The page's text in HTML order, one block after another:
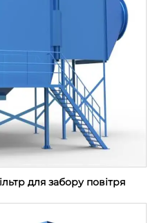
для забору повітря